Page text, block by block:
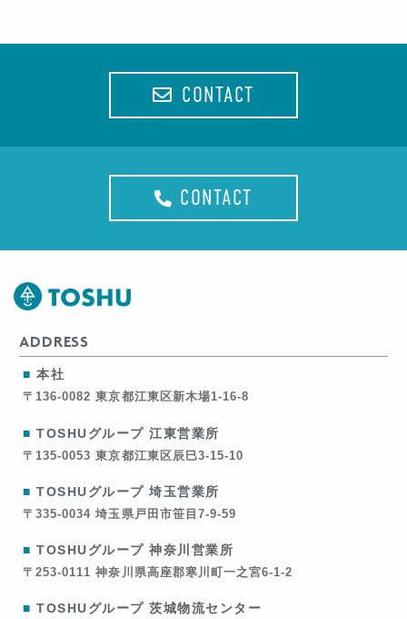
CONTACT
CONTACT
ADDRESS
■ 本社
〒136-0082 東京都江東区新木場1-16-8
■ TOSHUグループ 江東営業所
〒135-0053 東京都江東区辰巳3-15-10
■ TOSHUグループ 埼玉営業所
〒335-0034 埼玉県戸田市笹目7-9-59
■ TOSHUグループ 神奈川営業所
〒253-0111 神奈川県高座郡寒川町一之宮6-1-2
■ TOSHUグループ 茨城物流センター